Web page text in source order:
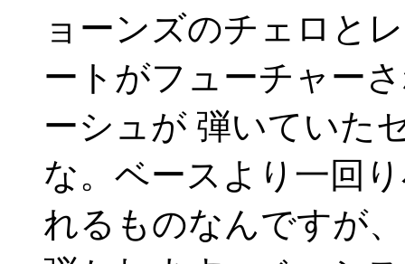
ョーンズのチェロと
ートがフューチャー
ーシュが 弾いていた
な。ベースより一回
れるものなんですが